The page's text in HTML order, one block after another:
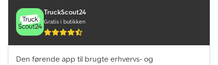
TruckScout24
Gratis i butikken
Den førende app til brugte erhvervs- og